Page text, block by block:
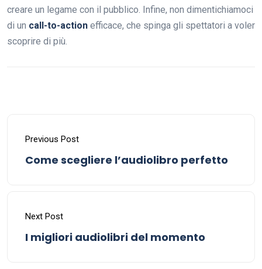
creare un legame con il pubblico. Infine, non dimentichiamoci
di un call-to-action efficace, che spinga gli spettatori a voler
scoprire di più.
Previous Post
Come scegliere l’audiolibro perfetto
Next Post
I migliori audiolibri del momento